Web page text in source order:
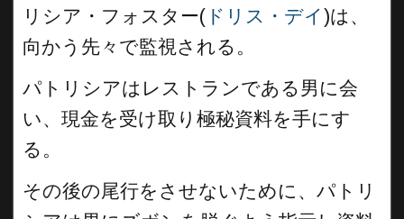
リシア・フォスター( ドリス・デイ)は、
向かう先々で監視される。
パトリシアはレストランである男に会
い、現金を受け取り極秘資料を手にす
る。
その後の尾行をさせないために、パトリ